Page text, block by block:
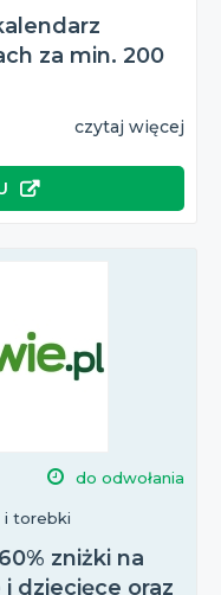
za min. 200
czytaj więcej
do odwołania
i torebki
zniżki na
dziecięce oraz